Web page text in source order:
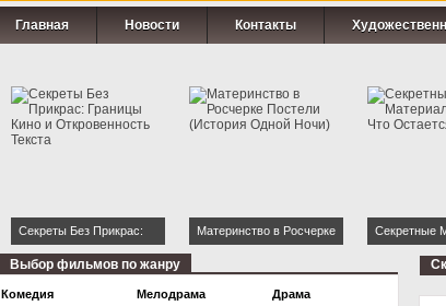
Главная Новости Контакты
Секреты Без Прикрас:
Границы Кино и
Материнство в Росчерке
Секретные
Страсти:
Выбор фильмов по жанру
Комедия Мелодрама Драма